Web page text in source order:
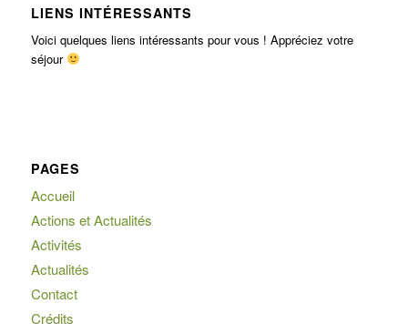
LIENS INTÉRESSANTS
Voici quelques liens intéressants pour vous ! Appréciez votre
séjour
PAGES
Accueil
Actions et Actualités
Activités
Actualités
Contact
Crédits